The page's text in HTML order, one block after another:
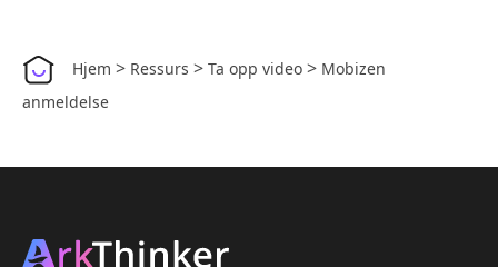
Hjem > Ressurs > Ta opp video > Mobizen
anmeldelse